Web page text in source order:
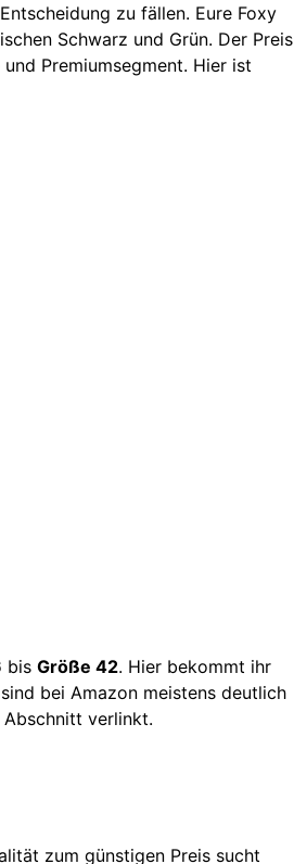
zu fällen. Eure Foxy
Schwarz und Grün. Der Preis
Premiumsegment. Hier ist
bis Größe 42. Hier bekommt ihr
bei Amazon meistens deutlich
Abschnitt verlinkt.
zum günstigen Preis sucht